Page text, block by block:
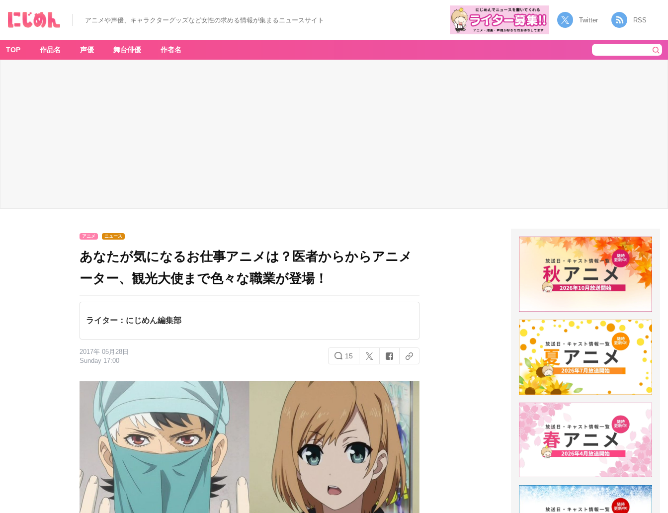
アニメや声優、キャラクターグッズなど女性の求める情報が集まるニュースサイト Twitter RSS
TOP 作品名 声優 舞台俳優 作者名
アニメ ニュース
あなたが気になるお仕事アニメは？医者からからアニメ
ーター、観光大使まで色々な職業が登場！
ライター：にじめん編集部
2017年 05月28日
Sunday 17:00
15